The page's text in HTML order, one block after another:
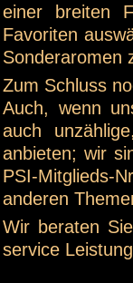
einer breiten
Favoriten
Sonderaromen
Zum Schluss
Auch, wenn
auch
anbieten; wir
PSI-Mitglieds-
anderen
Wir beraten
service